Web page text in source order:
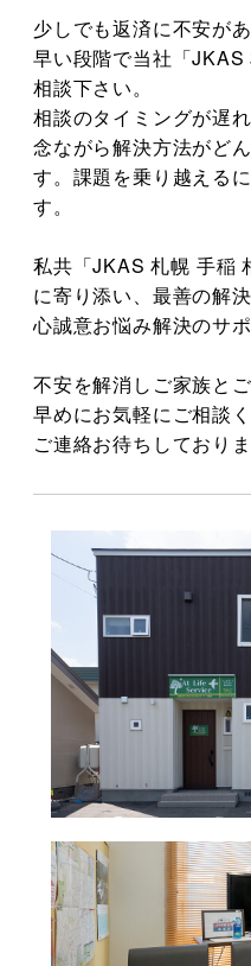
少しでも返済に不安が
早い段階で当社「
相談下さい。
相談のタイミングが遅
念ながら解決方法がど
す。課題を乗り越える
す。
私共「JKAS 札幌 手稲
に寄り添い、最善の解
心誠意お悩み解決のサ
不安を解消しご家族と
早めにお気軽にご相談く
ご連絡お待ちしておりま